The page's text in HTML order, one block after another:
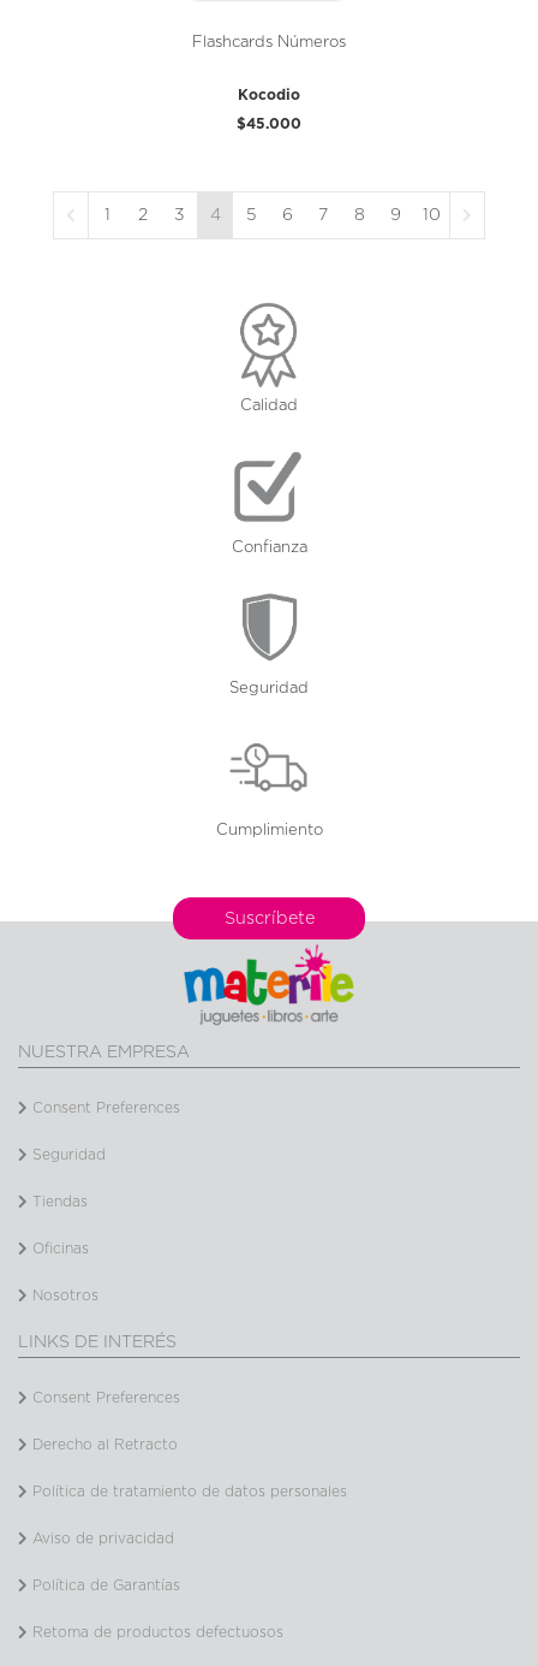
Flashcards Números
Kocodio
$45.000
1 2 3 4 5 6 7 8 9 10
Calidad
Confianza
Seguridad
Cumplimiento
Suscríbete
NUESTRA EMPRESA
Consent Preferences
Seguridad
Tiendas
Oficinas
Nosotros
LINKS DE INTERÉS
Consent Preferences
Derecho al Retracto
Política de tratamiento de datos personales
Aviso de privacidad
Política de Garantías
Retoma de productos defectuosos